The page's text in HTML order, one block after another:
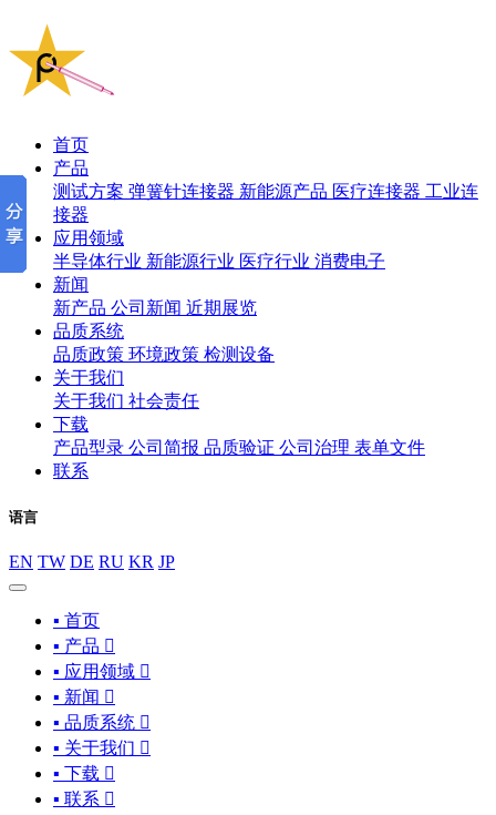
首页
产品
测试方案 弹簧针连接器 新能源产品 医疗连接器 工业连
接器
应用领域
半导体行业 新能源行业 医疗行业 消费电子
新闻
新产品 公司新闻 近期展览
品质系统
品质政策 环境政策 检测设备
关于我们
关于我们 社会责任
下载
产品型录 公司简报 品质验证 公司治理 表单文件
联系
语言
EN TW DE RU KR JP
▪ 首页
▪ 产品 
▪ 应用领域 
▪ 新闻 
▪ 品质系统 
▪ 关于我们 
▪ 下载 
▪ 联系 